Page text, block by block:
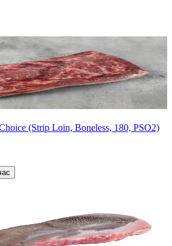
(Strip Loin, Boneless, 180, PSO2)